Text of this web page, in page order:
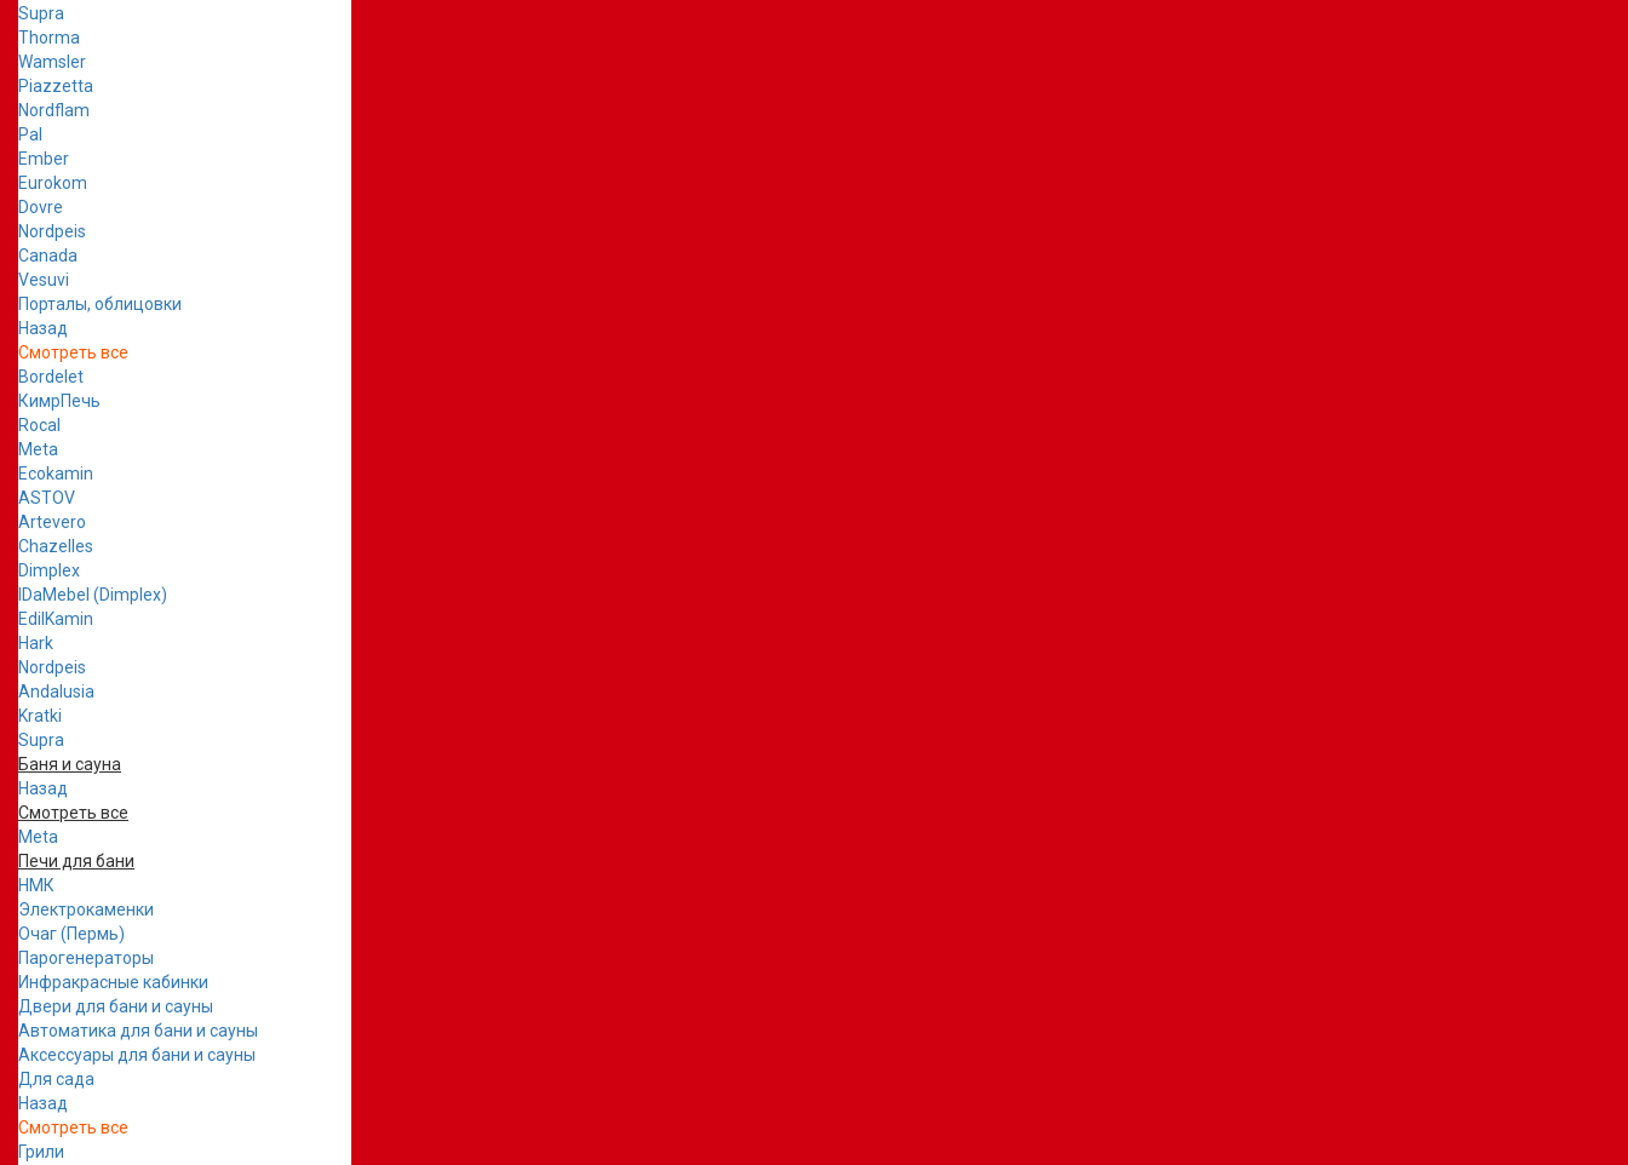
Supra
Thorma
Wamsler
Piazzetta
Nordflam
Pal
Ember
Eurokom
Dovre
Nordpeis
Canada
Vesuvi
Порталы, облицовки
Назад
Смотреть все
Bordelet
КимрПечь
Rocal
Meta
Ecokamin
ASTOV
Artevero
Chazelles
Dimplex
IDaMebel (Dimplex)
EdilKamin
Hark
Nordpeis
Andalusia
Kratki
Supra
Баня и сауна
Назад
Смотреть все
Meta
Печи для бани
НМК
Электрокаменки
Очаг (Пермь)
Парогенераторы
Инфракрасные кабинки
Двери для бани и сауны
Автоматика для бани и сауны
Аксессуары для бани и сауны
Для сада
Назад
Смотреть все
Грили